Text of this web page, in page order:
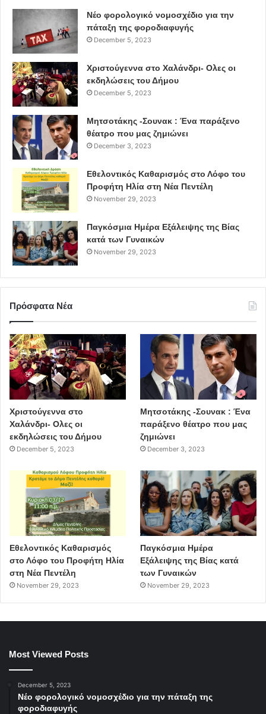
Νέο φορολογικό νομοσχέδιο για την
πάταξη της φοροδιαφυγής
December 5, 2023
Χριστούγεννα στο Χαλάνδρι- Ολες οι
εκδηλώσεις του Δήμου
December 5, 2023
Μητσοτάκης -Σουνακ : Ένα παράξενο
θέατρο που μας ζημιώνει
December 3, 2023
Εθελοντικός Καθαρισμός στο Λόφο του
Προφήτη Ηλία στη Νέα Πεντέλη
November 29, 2023
Παγκόσμια Ημέρα Εξάλειψης της Βίας
κατά των Γυναικών
November 29, 2023
Πρόσφατα Νέα
Χριστούγεννα στο
Χαλάνδρι- Ολες οι
εκδηλώσεις του Δήμου
December 5, 2023
Μητσοτάκης -Σουνακ : Ένα
παράξενο θέατρο που μας
ζημιώνει
December 3, 2023
Εθελοντικός Καθαρισμός
στο Λόφο του Προφήτη Ηλία
στη Νέα Πεντέλη
November 29, 2023
Παγκόσμια Ημέρα
Εξάλειψης της Βίας κατά
των Γυναικών
November 29, 2023
Most Viewed Posts
December 5, 2023
Νέο φορολογικό νομοσχέδιο για την πάταξη της
φοροδιαφυγής